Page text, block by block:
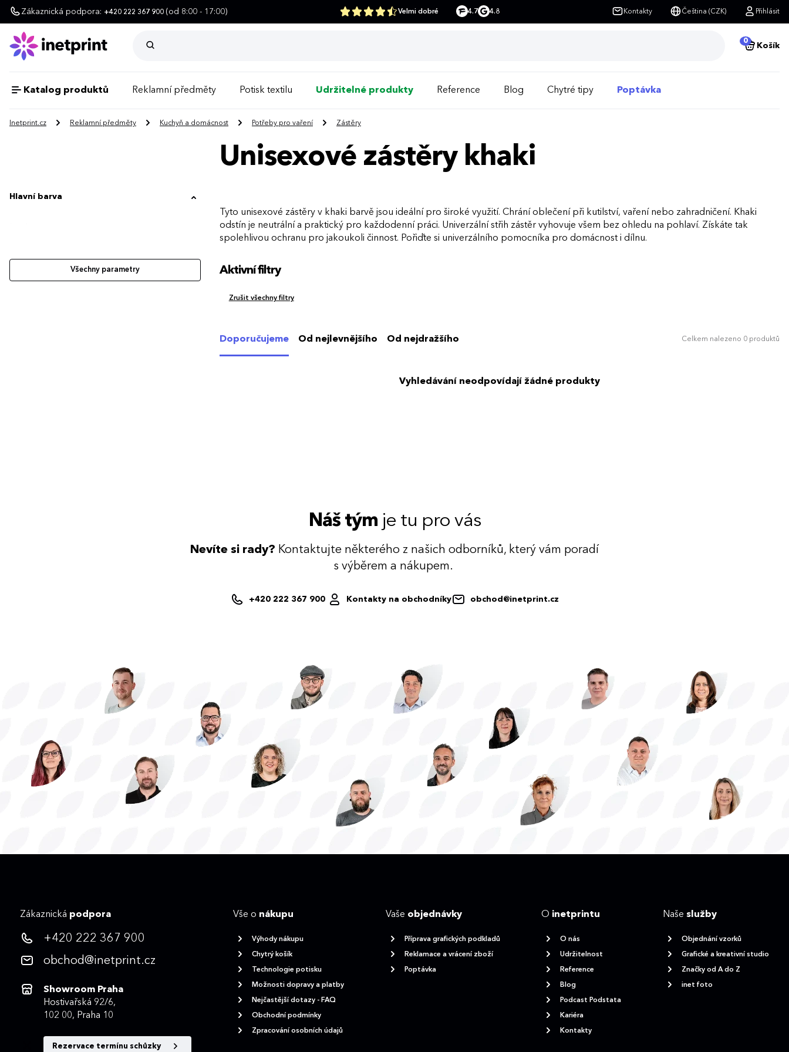
Zákaznická podpora: +420 222 367 900 (od 8:00 - 17:00) Velmi dobré 4.7 4.8 Kontakty Čeština (CZK) Přihlásit
0
Košík
Katalog produktů Reklamní předměty Potisk textilu Udržitelné produkty Reference Blog Chytré tipy Poptávka
Inetprint.cz Reklamní předměty Kuchyň a domácnost Potřeby pro vaření Zástěry
Hlavní barva
Všechny parametry
Unisexové zástěry khaki
Tyto unisexové zástěry v khaki barvě jsou ideální pro široké využití. Chrání oblečení při kutilství, vaření nebo zahradničení. Khaki
odstín je neutrální a praktický pro každodenní práci. Univerzální střih zástěr vyhovuje všem bez ohledu na pohlaví. Získáte tak
spolehlivou ochranu pro jakoukoli činnost. Pořiďte si univerzálního pomocníka pro domácnost i dílnu.
Aktivní filtry
Zrušit všechny filtry
Doporučujeme Od nejlevnějšího Od nejdražšího Celkem nalezeno 0 produktů
Vyhledávání neodpovídají žádné produkty
Náš tým je tu pro vás
Nevíte si rady? Kontaktujte některého z našich odborníků, který vám poradí
s výběrem a nákupem.
+420 222 367 900 Kontakty na obchodníky obchod@inetprint.cz
Zákaznická podpora
+420 222 367 900
obchod@inetprint.cz
Showroom Praha
Hostivařská 92/6,
102 00, Praha 10
Rezervace termínu schůzky
Vše o nákupu
Výhody nákupu
Chytrý košík
Technologie potisku
Možnosti dopravy a platby
Nejčastější dotazy - FAQ
Obchodní podmínky
Zpracování osobních údajů
Vaše objednávky
Příprava grafických podkladů
Reklamace a vrácení zboží
Poptávka
O inetprintu
O nás
Udržitelnost
Reference
Blog
Podcast Podstata
Kariéra
Kontakty
Naše služby
Objednání vzorků
Grafické a kreativní studio
Značky od A do Z
inet foto